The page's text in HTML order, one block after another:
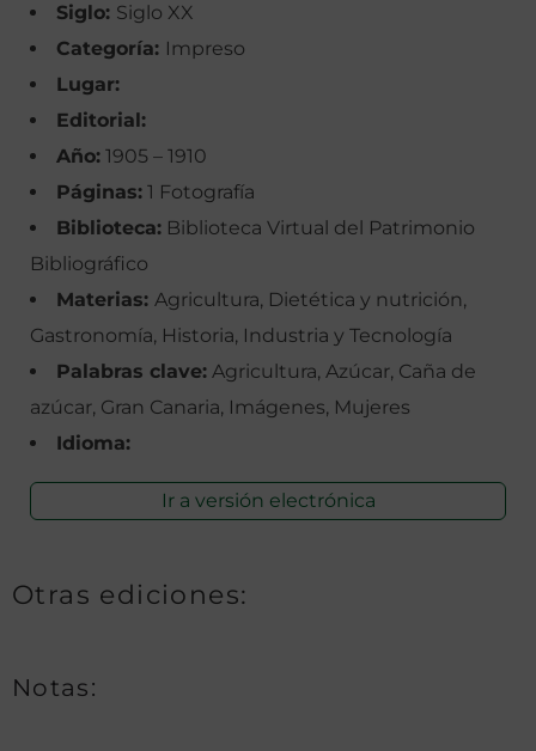
Siglo: Siglo XX
Categoría: Impreso
Lugar:
Editorial:
Año: 1905 – 1910
Páginas: 1 Fotografía
Biblioteca: Biblioteca Virtual del Patrimonio
Bibliográfico
Materias: Agricultura, Dietética y nutrición,
Gastronomía, Historia, Industria y Tecnología
Palabras clave: Agricultura, Azúcar, Caña de
azúcar, Gran Canaria, Imágenes, Mujeres
Idioma:
Ir a versión electrónica
Otras ediciones:
Notas: